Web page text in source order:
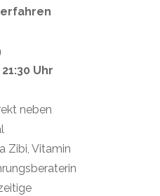
Uhr
neben
Zibi, Vitamin